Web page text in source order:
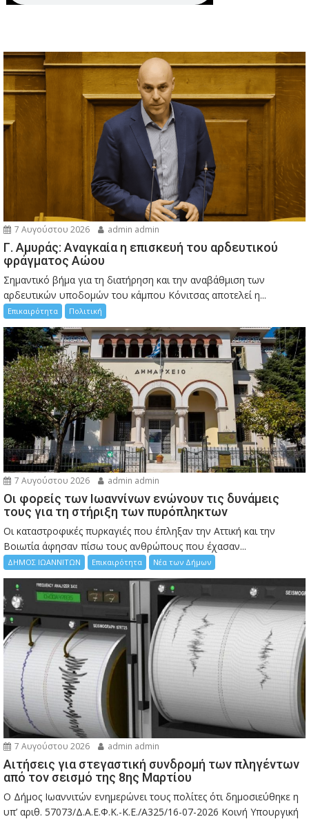
7 Αυγούστου 2026 admin admin
Γ. Αμυράς: Αναγκαία η επισκευή του αρδευτικού
φράγματος Αώου
Σημαντικό βήμα για τη διατήρηση και την αναβάθμιση των
αρδευτικών υποδομών του κάμπου Κόνιτσας αποτελεί η...
Επικαιρότητα Πολιτική
7 Αυγούστου 2026 admin admin
Οι φορείς των Ιωαννίνων ενώνουν τις δυνάμεις
τους για τη στήριξη των πυρόπληκτων
Οι καταστροφικές πυρκαγιές που έπληξαν την Αττική και την
Bοιωτία άφησαν πίσω τους ανθρώπους που έχασαν...
ΔΗΜΟΣ ΙΩΑΝΝΙΤΩΝ Επικαιρότητα Νέα των Δήμων
7 Αυγούστου 2026 admin admin
Αιτήσεις για στεγαστική συνδρομή των πληγέντων
από τον σεισμό της 8ης Μαρτίου
Ο Δήμος Ιωαννιτών ενημερώνει τους πολίτες ότι δημοσιεύθηκε η
υπ’ αριθ. 57073/Δ.Α.Ε.Φ.Κ.-Κ.Ε./Α325/16-07-2026 Κοινή Υπουργική